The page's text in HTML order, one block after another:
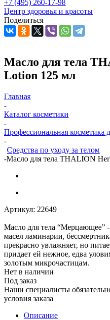
+7 (495) 260-17-98
Центр здоровья и красоты
Поделиться
Масло для тела
Lotion 125 мл
Главная
-
Каталог косметики
-
Профессиональная косметика
-
Средства по уходу за телом
-Масло для тела THALION
Артикул: 22649
Масло для тела “Мерцающее”
масел ламинарии,
прекрасно увлажняет, но
придает ей нежное, едва
золотым микрочастицам.
Нет в наличии
Под заказ
Наши специалисты
условия заказа
Описание